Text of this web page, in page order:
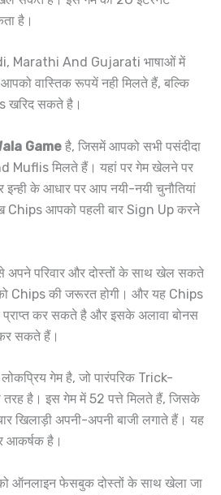
है।
Marathi And Gujarati भाषाओं में
वास्तिक रूपयें नही मिलते हैं, बल्कि
खरिद सकते है।
Game है, जिसमें आपको सभी पसंदीदा
Muflis मिलते हैं। यहां पर गेम खेलने पर
के आधार पर आप नयी-नयी चुनौतियां
Chips आपको पहली बार Sign Up करने
परिवार और दोस्तों के साथ खेल सकते
की जरूरत होगी। और यह Chips
प्राप्त कर सकते है और इसके अलावा बोनस
सकते हैं।
गेम है, जो पारंपरिक Trick-
है। इस गेम में 52 पत्ते मिलते हैं, जिसके
खिलाड़ी अपनी-अपनी बाजी लगाते हैं। यह
आकर्षक है।
ऑनलाइन फेसबुक दोस्तों के साथ खेला जा